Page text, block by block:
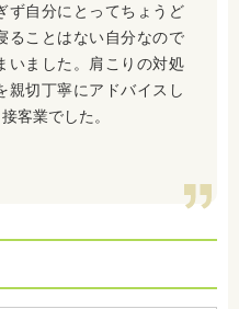
ず自分にとってちょうど
ることはない自分なので
いました。肩こりの対処
親切丁寧にアドバイスし
客業でした。